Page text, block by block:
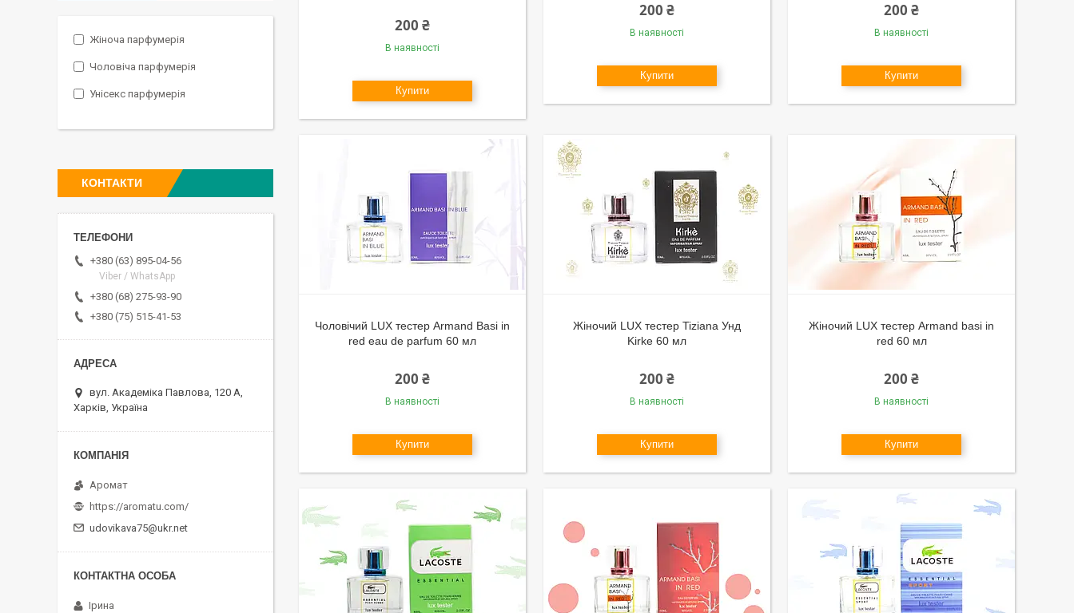
200 ₴
В наявності
Купити
200 ₴
В наявності
Купити
200 ₴
В наявності
Купити
Чоловічий LUX тестер Armand Basi in
red eau de parfum 60 мл
200 ₴
В наявності
Купити
Жіночий LUX тестер Tiziana Унд
Kirke 60 мл
200 ₴
В наявності
Купити
Жіночий LUX тестер Armand basi in
red 60 мл
200 ₴
В наявності
Купити
Жіноча парфумерія
Чоловіча парфумерія
Унісекс парфумерія
КОНТАКТИ
+380 (63) 895-04-56
Viber / WhatsApp
+380 (68) 275-93-90
+380 (75) 515-41-53
вул. Академіка Павлова, 120 А,
Харків, Україна
Аромат
https://aromatu.com/
udovikava75@ukr.net
Ірина